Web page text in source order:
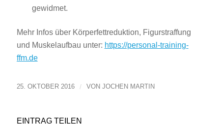
gewidmet.
Mehr Infos über Körperfettreduktion, Figurstraffung
und Muskelaufbau unter: https://personal-training-
ffm.de
25. OKTOBER 2016 / VON JOCHEN MARTIN
EINTRAG TEILEN